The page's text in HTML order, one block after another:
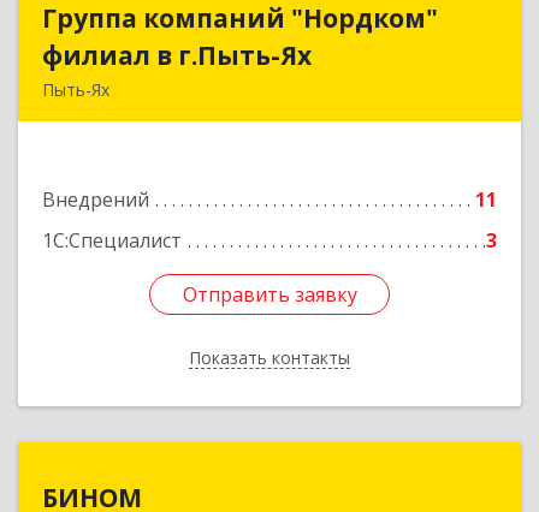
Группа компаний "Нордком"
филиал в г.Пыть-Ях
Пыть-Ях
Внедрений
11
1С:Специалист
3
Отправить заявку
Показать контакты
Группа компаний "Нордком"
филиал в г.Пыть-Ях
Подробнее
Отправить заявку
Назад
БИНОМ